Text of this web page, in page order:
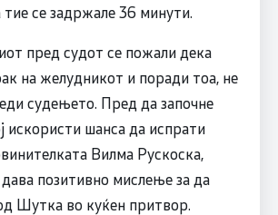
тие се задржале 36 минути.
пред судот се пожали дека
на желудникот и поради тоа, не
судењето. Пред да започне
искористи шанса да испрати
Вилма Рускоска,
позитивно мислење за да
Шутка во куќен притвор.